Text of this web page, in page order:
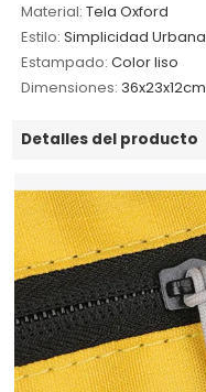
Material: Tela Oxford
Estilo: Simplicidad Urbana
Estampado: Color liso
Dimensiones: 36x23x12cm
Detalles del producto